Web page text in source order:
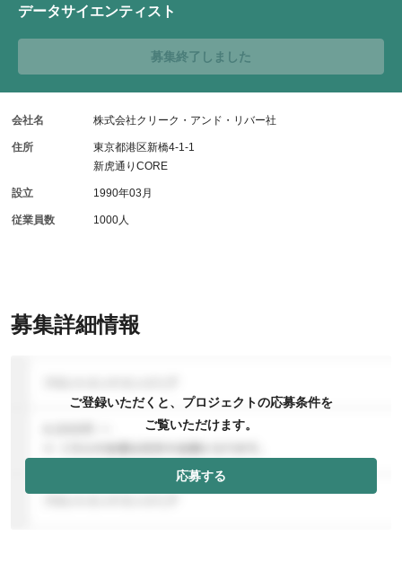
募集詳細情報
ご登録いただくと、プロジェクトの応募条件を
ご覧いただけます。
応募する
データサイエンティスト
募集終了しました
会社名 株式会社クリーク・アンド・リバー社
住所
東京都港区新橋4-1-1
新虎通りCORE
設立 1990年03月
従業員数 1000人